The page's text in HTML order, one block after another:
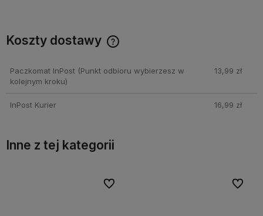
Koszty dostawy
Paczkomat InPost(Punkt odbioru wybierzesz w
kolejnym kroku)
13,99 zł
InPost Kurier 16,99 zł
Inne z tej kategorii
Do ulubionych
Do ulubionych Do
Do